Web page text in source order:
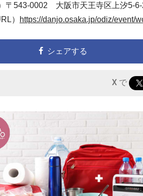
）〒543-0002 大阪市天王寺区上汐5-
） https://danjo.osaka.jp/odiz/event/
シェアする
X で